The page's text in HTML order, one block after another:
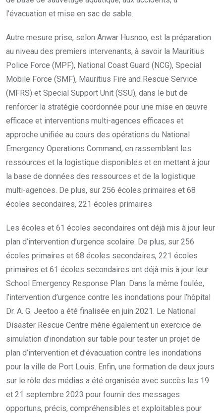
l’évacuation et mise en sac de sable.
Autre mesure prise, selon Anwar Husnoo, est la préparation
au niveau des premiers intervenants, à savoir la Mauritius
Police Force (MPF), National Coast Guard (NCG), Special
Mobile Force (SMF), Mauritius Fire and Rescue Service
(MFRS) et Special Support Unit (SSU), dans le but de
renforcer la stratégie coordonnée pour une mise en œuvre
efficace et interventions multi-agences efficaces et
approche unifiée au cours des opérations du National
Emergency Operations Command, en rassemblant les
ressources et la logistique disponibles et en mettant à jour
la base de données des ressources et de la logistique
multi-agences. De plus, sur 256 écoles primaires et 68
écoles secondaires, 221 écoles primaires
Les écoles et 61 écoles secondaires ont déjà mis à jour leur
plan d’intervention d’urgence scolaire. De plus, sur 256
écoles primaires et 68 écoles secondaires, 221 écoles
primaires et 61 écoles secondaires ont déjà mis à jour leur
School Emergency Response Plan. Dans la même foulée,
l’intervention d’urgence contre les inondations pour l’hôpital
Dr. A. G. Jeetoo a été finalisée en juin 2021. Le National
Disaster Rescue Centre mène également un exercice de
simulation d’inondation sur table pour tester un projet de
plan d’intervention et d’évacuation contre les inondations
pour la ville de Port Louis. Enfin, une formation de deux jours
sur le rôle des médias a été organisée avec succès les 19
et 21 septembre 2023 pour fournir des messages
opportuns, précis, compréhensibles et exploitables pour